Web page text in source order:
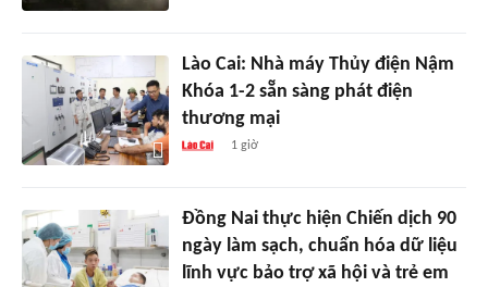
Lào Cai: Nhà máy Thủy điện Nậm
Khóa 1-2 sẵn sàng phát điện
thương mại
1 giờ
Đồng Nai thực hiện Chiến dịch 90
ngày làm sạch, chuẩn hóa dữ liệu
lĩnh vực bảo trợ xã hội và trẻ em